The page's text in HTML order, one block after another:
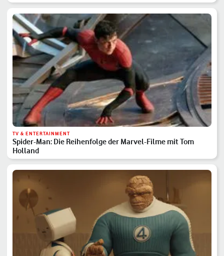
TV & ENTERTAINMENT
Spider-Man: Die Reihenfolge der Marvel-Filme mit Tom
Holland